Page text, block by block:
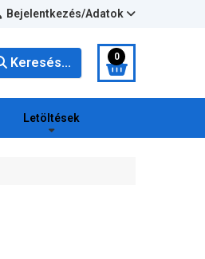
Bejelentkezés/Adatok
Keresés... 0
Letöltések